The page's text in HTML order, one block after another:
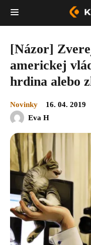
[Názor]
americkej
hrdina alebo
Novinky
16. 04. 2019
Eva H